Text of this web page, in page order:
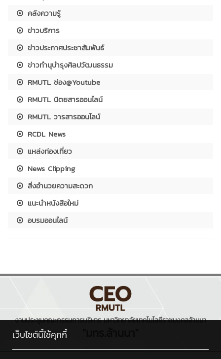
คลังความรู้
ข่าวบริการ
ข่าวประกาศประชาสัมพันธ์
ข่าวทำนุบำรุงศิลปวัฒนธรรม
RMUTL ช่อง@Youtube
RMUTL นิตยสารออนไลน์
RMUTL วารสารออนไลน์
RCDL News
แหล่งท่องเที่ยว
News Clipping
สิ่งอำนวยความสะดวก
แนะนำหนังสือใหม่
อบรมออนไลน์
งานประชุมคณะกรรมการบริหาร มหาวิทยาลัยเทคโนโลยีราชมงคลล้านนา
เว็บไซต์นี้ใช้คุกกี้